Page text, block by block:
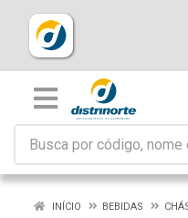
INÍCIO BEBIDAS